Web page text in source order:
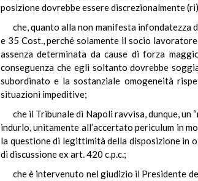
posizione dovrebbe essere discrezionalmente
che, quanto alla non manifesta infondatezza
e 35 Cost., perché solamente il socio
assenza determinata da cause di forza
conseguenza che egli soltanto dovrebbe
subordinato e la sostanziale omogeneità
situazioni impeditive;
che il Tribunale di Napoli ravvisa, dunque, un
indurlo, unitamente all’accertato periculum in
la questione di legittimità della disposizione in
di discussione ex art. 420 c.p.c.;
che è intervenuto nel giudizio il Presidente